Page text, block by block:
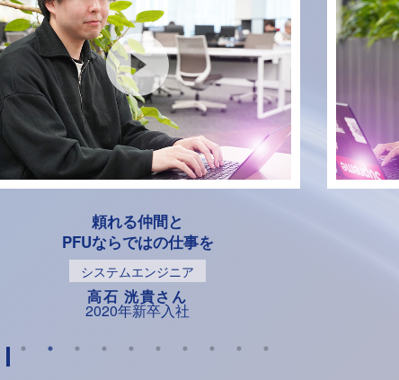
頼れる仲間と
PFUならではの仕事を
システムエンジニア
高石 洸貴さん
2020年新卒入社